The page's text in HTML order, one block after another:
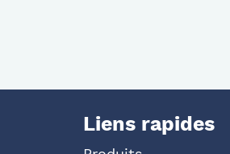
Liens rapides